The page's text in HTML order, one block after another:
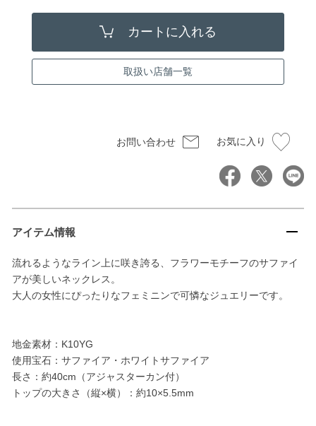
取扱い店舗一覧
お問い合わせ お気に入り
アイテム情報
流れるようなライン上に咲き誇る、フラワーモチーフのサファイ
アが美しいネックレス。
大人の女性にぴったりなフェミニンで可憐なジュエリーです。
地金素材：K10YG
使用宝石：サファイア・ホワイトサファイア
長さ：約40cm（アジャスターカン付）
トップの大きさ（縦×横）：約10×5.5mm